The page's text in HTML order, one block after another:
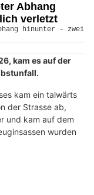
Abhang
verletzt
kam es auf der
kam ein talwärts
der Strasse ab,
und kam auf dem
wurden